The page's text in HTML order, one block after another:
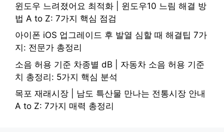
윈도우 느려졌어요 최적화 | 윈도우10 느림 해결 방
법 A to Z: 7가지 핵심 점검
아이폰 iOS 업그레이드 후 발열 심할 때 해결팁 7가
지: 전문가 총정리
소음 허용 기준 차종별 dB | 자동차 소음 허용 기준
치 총정리: 5가지 핵심 분석
목포 재래시장 | 남도 특산물 만나는 전통시장 안내
A to Z: 7가지 매력 총정리